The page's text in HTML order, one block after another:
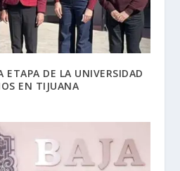
ETAPA DE LA UNIVERSIDAD
EN TIJUANA